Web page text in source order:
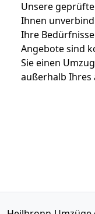
Unsere
Ihnen
Ihre
Angebote sind
Sie einen
außerhalb Ihres